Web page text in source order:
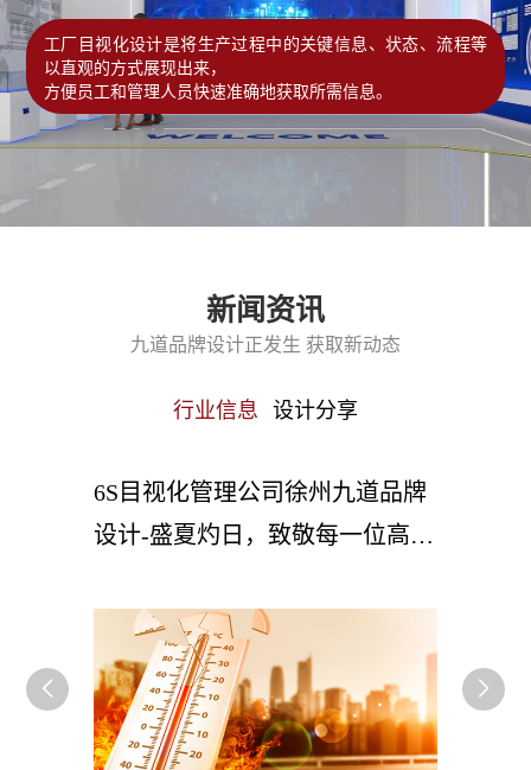
工厂目视化设计是将生产过程中的关键信息、状态、流程等
以直观的方式展现出来，
方便员工和管理人员快速准确地获取所需信息。
新闻资讯
九道品牌设计正发生 获取新动态
行业信息 设计分享
6S目视化管理公司徐州九道品牌
设计-盛夏灼日，致敬每一位高温